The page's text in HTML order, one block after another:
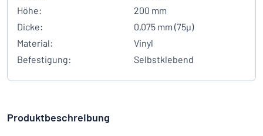
Höhe:
200 mm
Dicke:
0,075 mm (75µ)
Material:
Vinyl
Befestigung:
Selbstklebend
Produktbeschreibung